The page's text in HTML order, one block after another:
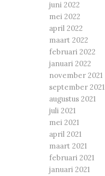
juni 2022
mei 2022
april 2022
maart 2022
februari 2022
januari 2022
november 2021
september 2021
augustus 2021
juli 2021
mei 2021
april 2021
maart 2021
februari 2021
januari 2021